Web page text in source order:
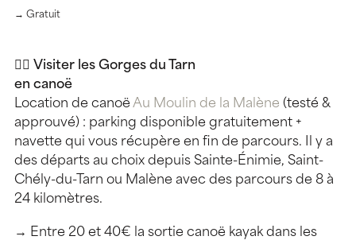
→ Gratuit
🚣‍♀️ Visiter les Gorges du Tarn
en canoë
Location de canoë Au Moulin de la Malène (testé &
approuvé) : parking disponible gratuitement +
navette qui vous récupère en fin de parcours. Il y a
des départs au choix depuis Sainte-Énimie, Saint-
Chély-du-Tarn ou Malène avec des parcours de 8 à
24 kilomètres.
→ Entre 20 et 40€ la sortie canoë kayak dans les